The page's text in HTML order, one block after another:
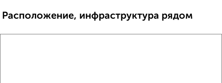
Расположение, инфраструктура рядом